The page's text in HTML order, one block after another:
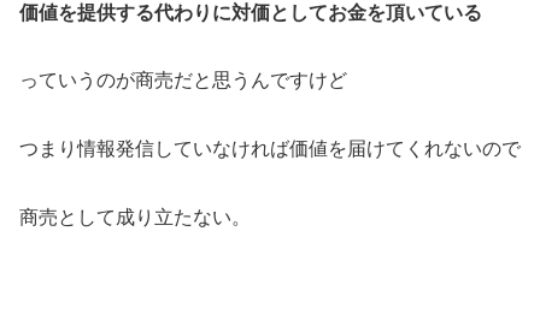
価値を提供する代わりに対価としてお金を頂いている
っていうのが商売だと思うんですけど
つまり情報発信していなければ価値を届けてくれないので
商売として成り立たない。